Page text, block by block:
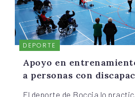
DEPORTE
Apoyo en
a personas con
El deporte de Boccia lo